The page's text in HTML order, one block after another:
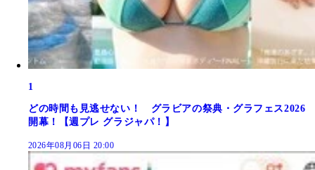
1
どの時間も見逃せない！ グラビアの祭典・グラフェス2026
開幕！【週プレ グラジャパ！】
2026年08月06日 20:00